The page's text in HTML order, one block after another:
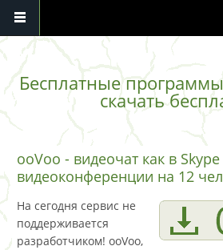
Перейти к основному содержанию
Бесплатные
скачать
ooVoo - видеочат как в
видеоконференции на 12
На сегодня сервис не
поддерживается
разработчиком! ooVoo,